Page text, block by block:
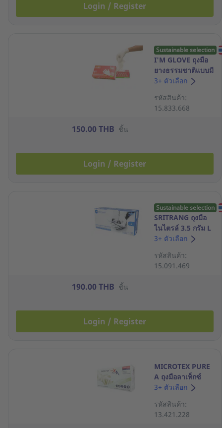
Login / Register
Sustainable selection
I'M GLOVE ถุงมือ
ยางธรรมชาติแบบมี
แป้ง 4.9 กรัม M สี
3+ ตัวเลือก
รหัสสินค้า:
15.833.668
150.00 THB ชิ้น
Login / Register
Sustainable selection
SRITRANG ถุงมือ
ไนไตรล์ 3.5 กรัม L
สีฟ้า กล่อง 100 ชิ้น
3+ ตัวเลือก
รหัสสินค้า:
15.091.469
190.00 THB ชิ้น
Login / Register
MICROTEX PURE
A ถุงมือลาเท็กซ์
ชนิดไม่มีแป้ง สียาง
แพ็ค 100 ชิ้น
3+ ตัวเลือก
รหัสสินค้า:
13.421.228